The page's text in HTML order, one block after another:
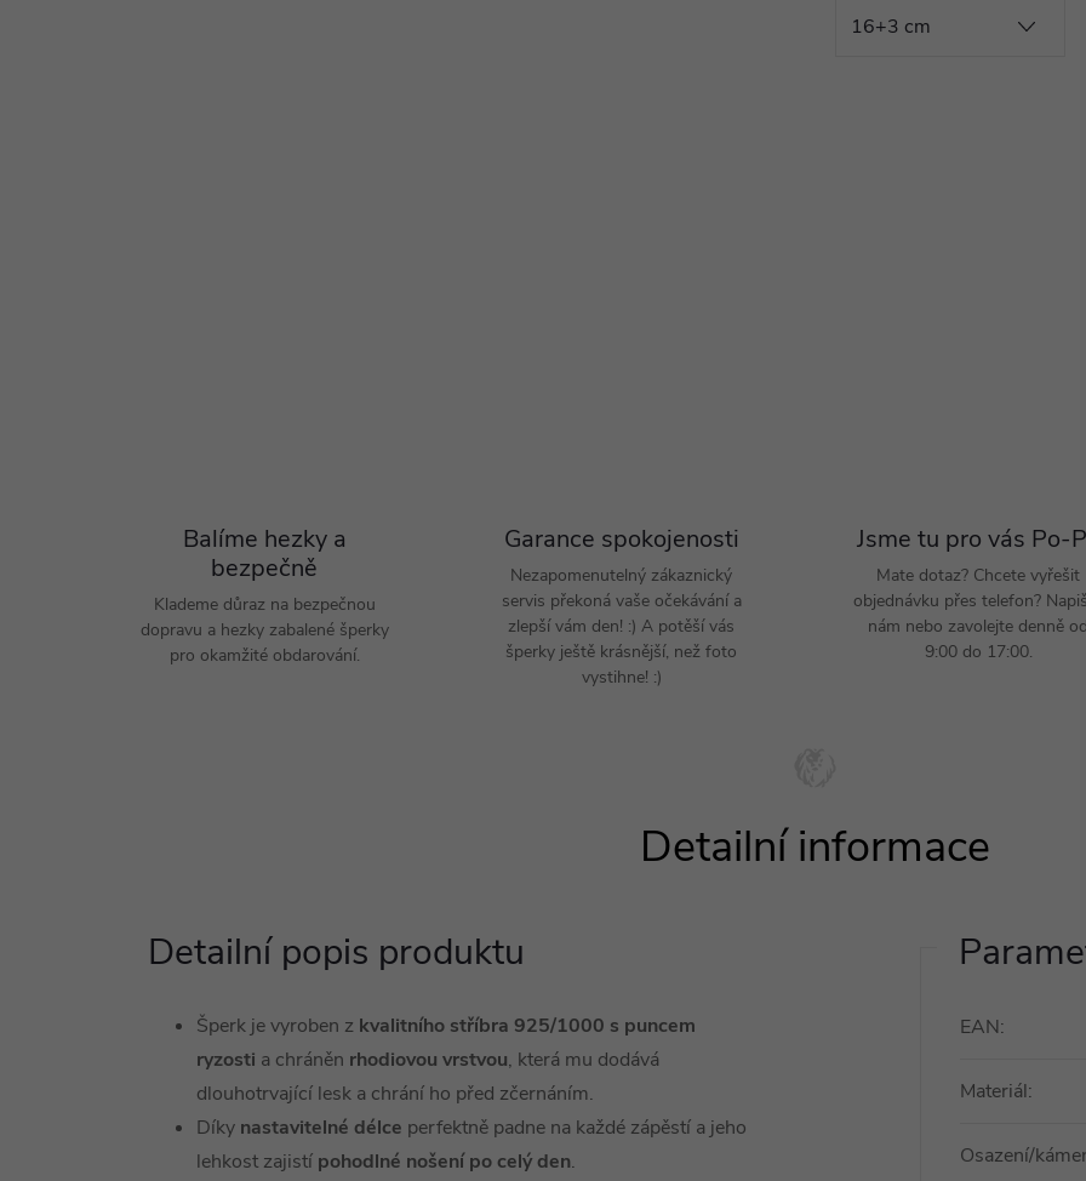
Balíme hezky a
bezpečně
Klademe důraz na bezpečnou
dopravu a hezky zabalené šperky
pro okamžité obdarování.
Garance spokojenosti
Nezapomenutelný zákaznický
servis překoná vaše očekávání a
zlepší vám den! :) A potěší vás
šperky ještě krásnější, než foto
vystihne! :)
Jsme tu pro vás Po-
Mate dotaz? Chcete vyřešit
objednávku přes telefon?
nám nebo zavolejte denně od
9:00 do 17:00.
Detailní popis produktu
Šperk je vyroben z kvalitního stříbra 925/1000 s puncem
ryzosti a chráněn rhodiovou vrstvou, která mu dodává
dlouhotrvající lesk a chrání ho před zčernáním.
Díky nastavitelné délce perfektně padne na každé zápěstí a jeho
lehkost zajistí pohodlné nošení po celý den.
EAN:
Materiál:
Osazení/